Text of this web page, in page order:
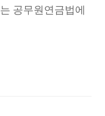
공무원연금법에